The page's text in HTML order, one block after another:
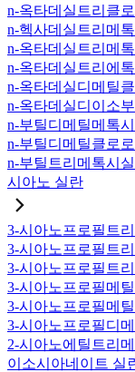
n-옥타데실트리클
n-헥사데실트리메
n-옥타데실트리메
n-옥타데실트리에
n-옥타데실디메틸
n-옥타데실디이소
n-부틸디메틸메톡
n-부틸디메틸클로
n-부틸트리메톡시
시아노 실란
3-시아노프로필트
3-시아노프로필트
3-시아노프로필트
3-시아노프로필메
3-시아노프로필메
3-시아노프로필디
2-시아노에틸트리
이소시아네이트 실